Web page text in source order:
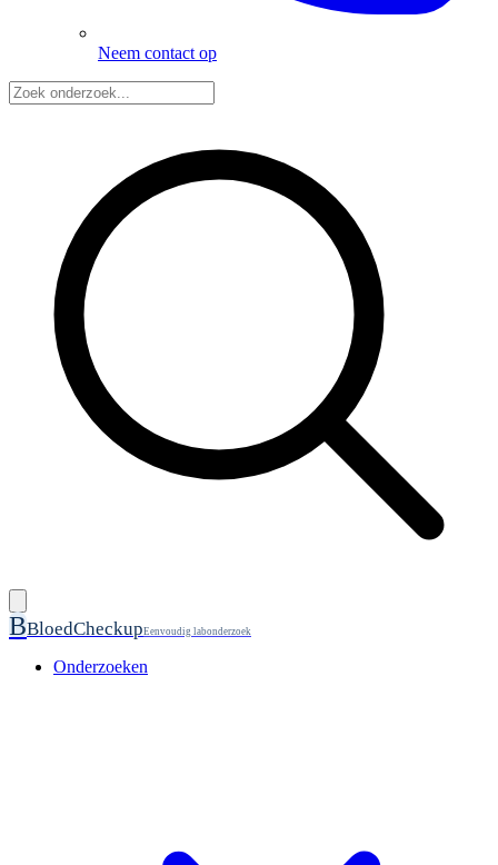
Neem contact op
BBloedCheckupEenvoudig labonderzoek
Onderzoeken